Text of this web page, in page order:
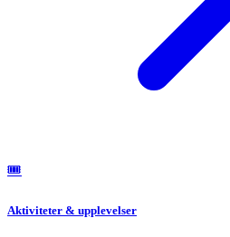
🎟️
Aktiviteter & upplevelser